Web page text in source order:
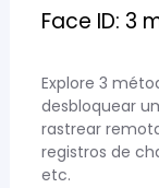
Face ID: 3
Explore 3
desbloquear
rastrear
registros de
etc.